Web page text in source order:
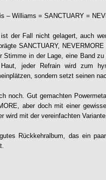
– Williams = SANCTUARY =
der Fall nicht gelagert, auch
SANCTUARY,
Stimme in der Lage, eine Band
jeder Refrain wird zum
sondern setzt seinen
noch. Gut gemachten
aber doch mit einer
wird mit der vereinfachten
Rückkehralbum, das ein